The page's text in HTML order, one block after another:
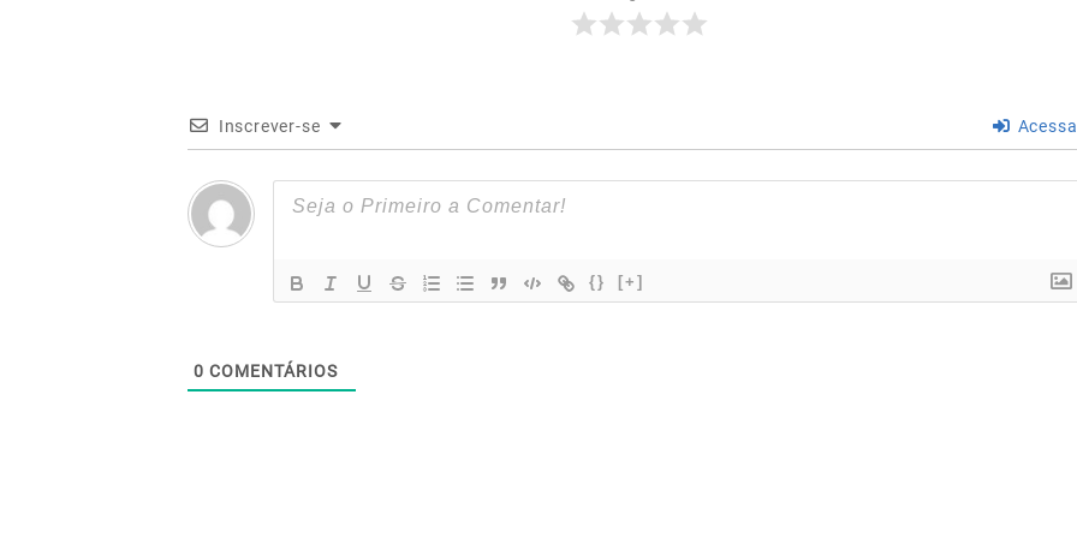
Inscrever-se
{} [+]
0 COMENTÁRIOS